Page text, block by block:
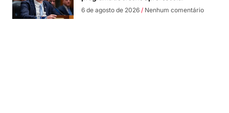
6 de agosto de 2026 Nenhum comentário